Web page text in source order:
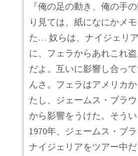
『俺の足の動き、俺の手
り見ては、紙になにかメ
た… 奴らは、ナイジェリ
に、フェラからあれこれ
だよ。互いに影響し合っ
んさ。フェラはアメリカ
たし、ジェームス・ブラ
から影響をうけた。そうい
1970年、ジェームス・ブ
ナイジェリアをツアー中